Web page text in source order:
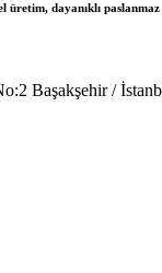
dayanıklı
Başakşehir /